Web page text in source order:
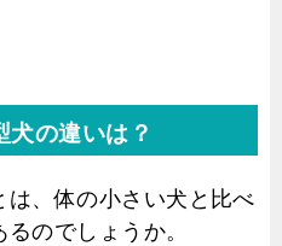
犬の違いは？
、体の小さい犬と比べ
のでしょうか。